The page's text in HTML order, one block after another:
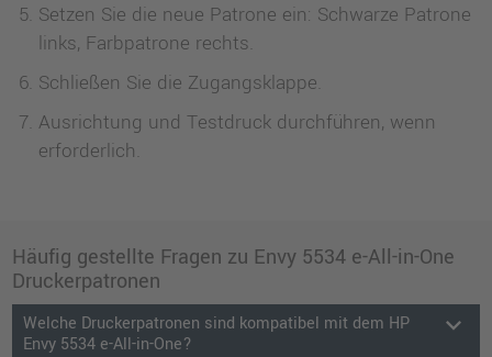
Setzen Sie die neue Patrone ein: Schwarze Patrone
links, Farbpatrone rechts.
Schließen Sie die Zugangsklappe.
Ausrichtung und Testdruck durchführen, wenn
erforderlich.
Häufig gestellte Fragen zu Envy 5534 e-All-in-One
Druckerpatronen
Welche Druckerpatronen sind kompatibel mit dem HP
Envy 5534 e-All-in-One?
keyboard_arrow_down